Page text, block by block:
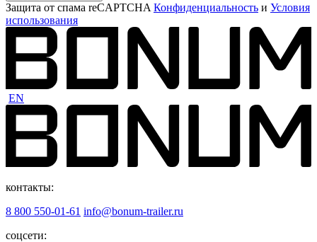
Защита от спама reCAPTCHA Конфиденциальность и Условия
использования
EN
контакты:
8 800 550-01-61 info@bonum-trailer.ru
соцсети: